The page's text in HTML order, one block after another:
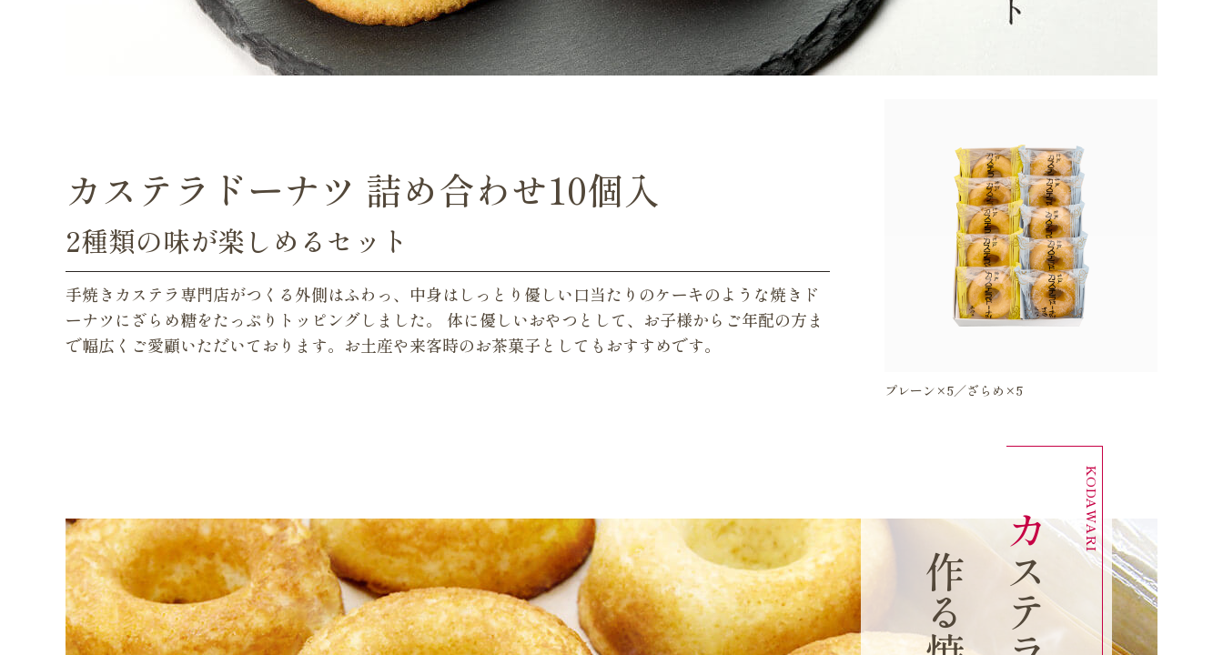
カステラドーナツ 詰め合わせ10個入
2種類の味が楽しめるセット
手焼きカステラ専門店がつくる外側はふわっ、中身はしっとり優しい口当たりのケーキのような焼きド
ーナツにざらめ糖をたっぷりトッピングしました。 体に優しいおやつとして、お子様からご年配の方ま
で幅広くご愛顧いただいております。お土産や来客時のお茶菓子としてもおすすめです。
プレーン×5／ざらめ×5
カ
テ
ラ
の
材
料